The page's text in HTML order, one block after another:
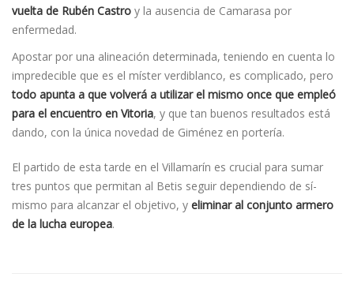
vuelta de Rubén Castro y la ausencia de Camarasa por
enfermedad.
Apostar por una alineación determinada, teniendo en cuenta lo
impredecible que es el mí­ster verdiblanco, es complicado, pero
todo apunta a que volverá a utilizar el mismo once que empleó
para el encuentro en Vitoria, y que tan buenos resultados está
dando, con la única novedad de Giménez en portería.
El partido de esta tarde en el Villamarín es crucial para sumar
tres puntos que permitan al Betis seguir dependiendo de sí­
mismo para alcanzar el objetivo, y eliminar al conjunto armero
de la lucha europea.